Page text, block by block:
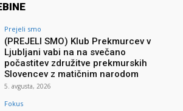
Prejeli smo
(PREJELI SMO) Klub Prekmurcev v
Ljubljani vabi na na svečano
počastitev združitve prekmurskih
Slovencev z matičnim narodom
5. avgusta, 2026
Fokus